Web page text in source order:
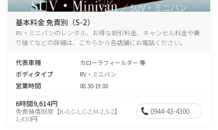
基本料金 免責別（S-2）
RV・ミニバンのレンタル、お得な割引料金、キャンセル料金や乗
り捨てなどの詳細は、こちらから各店舗にお電話ください。
代表車種 カローラフィールダー 等
ボディタイプ RV・ミニバン
営業時間 08:30-19:00
6時間9,614円
免責補償制度【K-0,C-1,C-2,M-2,S-2】
1,430円
0944-43-4300